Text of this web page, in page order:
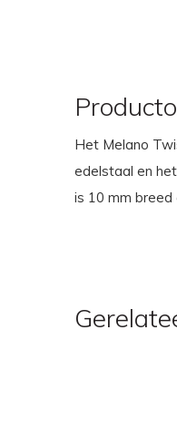
Het Melano
edelstaal en
is 10 mm